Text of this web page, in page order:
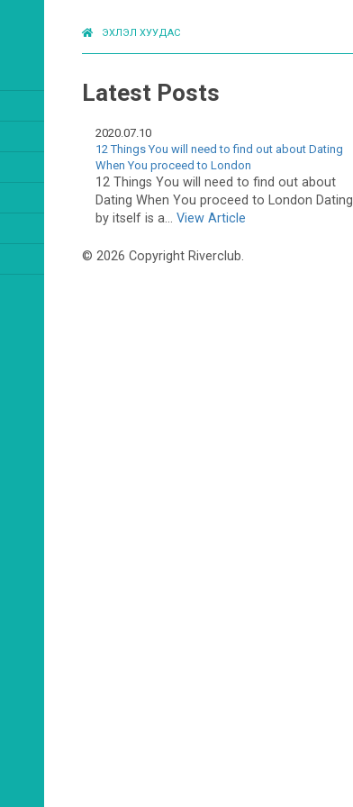
ЭХЛЭЛ ХУУДАС
Latest Posts
2020.07.10
12 Things You will need to find out about Dating
When You proceed to London
12 Things You will need to find out about
Dating When You proceed to London Dating
by itself is a... View Article
© 2026 Copyright Riverclub.